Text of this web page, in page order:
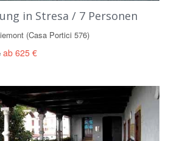
in Stresa / 7 Personen
(Casa Portici 576)
ab 625 €